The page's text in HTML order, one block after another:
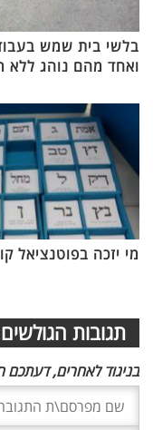
בלשי בית שמש
ואחד מהם נוהג ללא
מי יזכה בפוטנציאל
תגובות
בניגוד לאחרים, דעתכם